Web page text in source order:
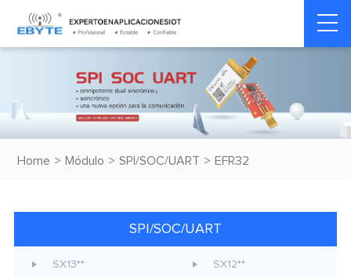
Home > Módulo > SPI/SOC/UART > EFR32
SPI/SOC/UART
SX13** SX12**